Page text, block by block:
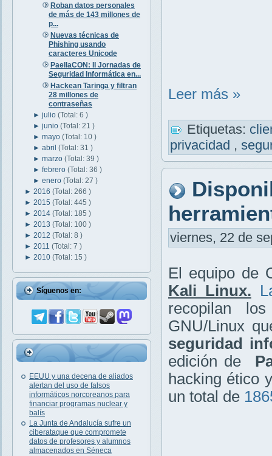
Roban datos personales
de más de 143 millones de
p...
Nuevas técnicas de
Phishing usando
caracteres Unicode
PaellaCON: II Jornadas de
Seguridad Informática en...
Hackean Taringa y filtran
28 millones de
contraseñas
►julio(Total: 6 )
►junio(Total: 21 )
►mayo(Total: 10 )
►abril(Total: 31 )
►marzo(Total: 39 )
►febrero(Total: 36 )
►enero(Total: 27 )
► 2016 (Total: 266 )
► 2015 (Total: 445 )
► 2014 (Total: 185 )
► 2013 (Total: 100 )
► 2012 (Total: 8 )
► 2011 (Total: 7 )
► 2010 (Total: 15 )
Síguenos en:
EEUU y una decena de aliados
alertan del uso de falsos
informáticos norcoreanos para
financiar programas nuclear y
balís
La Junta de Andalucía sufre un
ciberataque que compromete
datos de profesores y alumnos
almacenados en Séneca
Leer más »
Etiquetas:
privacidad ,
viernes, 22 de
El equipo de
Kali Linux.
recopilan
GNU/Linux
seguridad
edición de
hacking ético
un total de